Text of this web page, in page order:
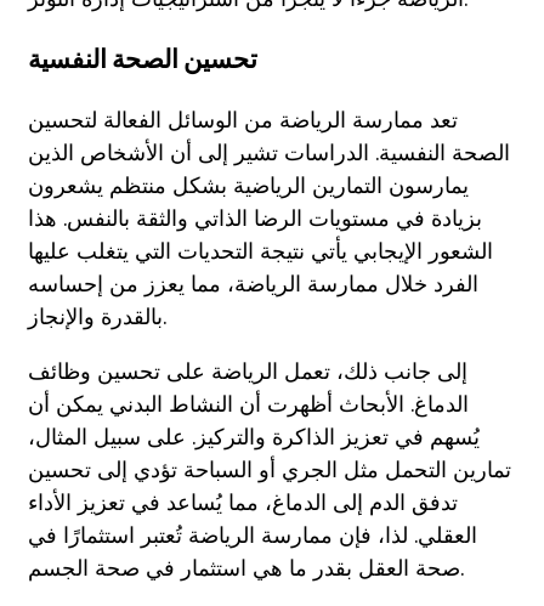
تحسين الصحة النفسية
تعد ممارسة الرياضة من الوسائل الفعالة لتحسين
الصحة النفسية. الدراسات تشير إلى أن الأشخاص الذين
يمارسون التمارين الرياضية بشكل منتظم يشعرون
بزيادة في مستويات الرضا الذاتي والثقة بالنفس. هذا
الشعور الإيجابي يأتي نتيجة التحديات التي يتغلب عليها
الفرد خلال ممارسة الرياضة، مما يعزز من إحساسه
بالقدرة والإنجاز.
إلى جانب ذلك، تعمل الرياضة على تحسين وظائف
الدماغ. الأبحاث أظهرت أن النشاط البدني يمكن أن
يُسهم في تعزيز الذاكرة والتركيز. على سبيل المثال،
تمارين التحمل مثل الجري أو السباحة تؤدي إلى تحسين
تدفق الدم إلى الدماغ، مما يُساعد في تعزيز الأداء
العقلي. لذا، فإن ممارسة الرياضة تُعتبر استثمارًا في
صحة العقل بقدر ما هي استثمار في صحة الجسم.